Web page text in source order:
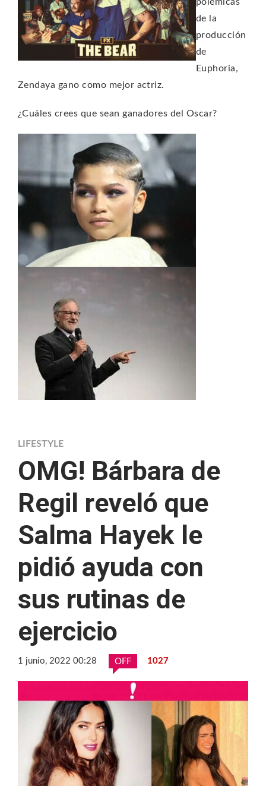
de la
producción
de
Euphoria,
Zendaya gano como mejor actriz.
¿Cuáles crees que sean ganadores del Oscar?
LIFESTYLE
OMG! Bárbara de
Regil reveló que
Salma Hayek le
pidió ayuda con
sus rutinas de
ejercicio
1 junio, 2022 00:28 OFF 1027